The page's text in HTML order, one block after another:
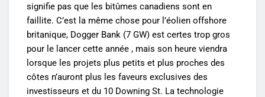
signifie pas que les bitûmes canadiens sont en
faillite. C’est la même chose pour l’éolien offshore
britanique, Dogger Bank (7 GW) est certes trop gros
pour le lancer cette année , mais son heure viendra
lorsque les projets plus petits et plus proches des
côtes n’auront plus les faveurs exclusives des
investisseurs et du 10 Downing St. La technologie